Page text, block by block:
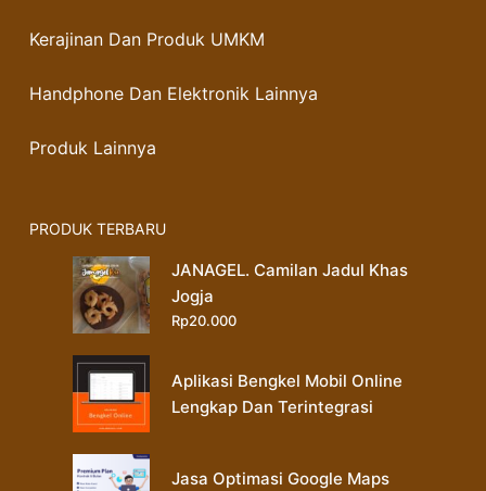
Kerajinan Dan Produk UMKM
Handphone Dan Elektronik Lainnya
Produk Lainnya
PRODUK TERBARU
JANAGEL. Camilan Jadul Khas
Jogja
Rp20.000
Aplikasi Bengkel Mobil Online
Lengkap Dan Terintegrasi
Jasa Optimasi Google Maps